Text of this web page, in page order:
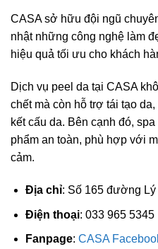
CASA sở hữu đội ngũ
nhật những công nghệ làm
hiệu quả tối ưu cho khách
Dịch vụ peel da tại CASA
chết mà còn hỗ trợ tái tạo
kết cấu da. Bên cạnh đó,
phẩm an toàn, phù hợp với
cảm.
Địa chỉ: Số 165 đường
Điện thoại: 033 965 5345
Fanpage: CASA